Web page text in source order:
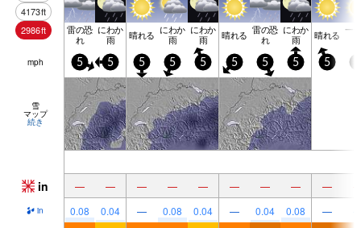
4173ft
2986ft 雷の恐
れ
にわか
雨 晴れる にわか
雨
にわか
雨 晴れる 雷の恐
れ
にわか
雨 晴れる 一
mph 5 5 5 5 5 5 5 5 5
雪
マップ
続き
in — — — — — — — — —
in 0.08 0.04 — 0.08 0.04 — 0.04 0.08 —